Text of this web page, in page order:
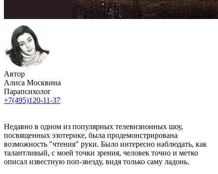
Автор
Алиса Москвина
Парапсихолог
+7(495)120-11-37
Недавно в одном из популярных телевизионных шоу,
посвященных эзотерике, была продемонстрирована
возможность "чтения" руки. Было интересно наблюдать, как
талантливый, с моей точки зрения, человек точно и метко
описал известную поп-звезду, видя только саму ладонь.